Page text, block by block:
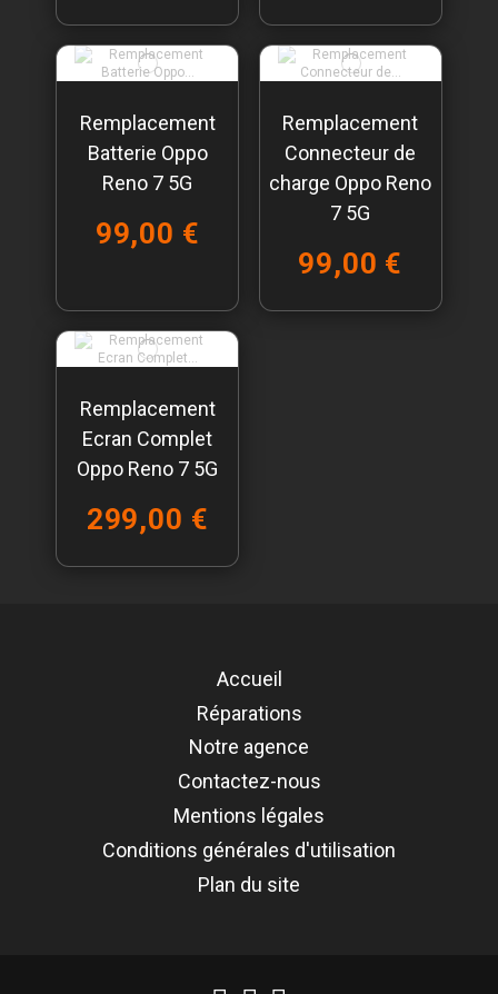
Remplacement
Batterie Oppo
Reno 7 5G
99,00 €
Remplacement
Connecteur de
charge Oppo Reno
7 5G
99,00 €
Remplacement
Ecran Complet
Oppo Reno 7 5G
299,00 €
Accueil
Réparations
Notre agence
Contactez-nous
Mentions légales
Conditions générales d'utilisation
Plan du site